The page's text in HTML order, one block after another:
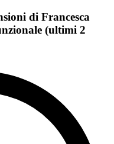
di Francesca
(ultimi 2